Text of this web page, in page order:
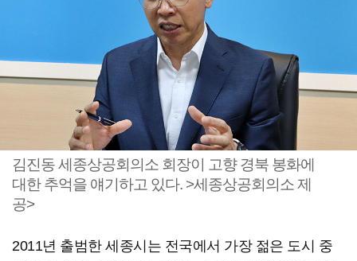
김진동 세종상공회의소 회장이 고향 경북 봉화에
대한 추억을 얘기하고 있다. >세종상공회의소 제
공>
2011년 출범한 세종시는 전국에서 가장 젊은 도시 중